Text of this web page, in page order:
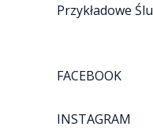
Przykładowe
FACEBOOK
INSTAGRAM